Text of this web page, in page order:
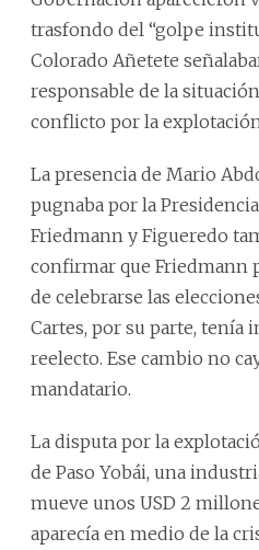
trasfondo del “golpe
Colorado Añetete
responsable de la
conflicto por la
La presencia de Mario
pugnaba por la
Friedmann y Figueredo
confirmar que Friedmann
de celebrarse las
Cartes, por su parte, tenía
reelecto. Ese cambio no
mandatario.
La disputa por la
de Paso Yobái, una
mueve unos USD 2
aparecía en medio de la